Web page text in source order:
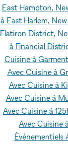
East Hampton,
à East Harlem,
Flatiron District,
à Financial
Cuisine à
Avec Cuisine à
Avec Cuisine à
Avec Cuisine à
Avec Cuisine à
Avec Cuisine
Événementiels